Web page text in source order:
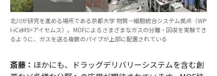
北川が研究を進める場所である京都大学 物質－細胞統合システム拠点（WP
I-iCeMS=アイセムス）。MOFによるさまざまなガスの分離・回収を実験でき
るように、ガスを送る複数のパイプが上部に配置されている
斎藤： ほかにも、ドラッグデリバリーシステムを含む創